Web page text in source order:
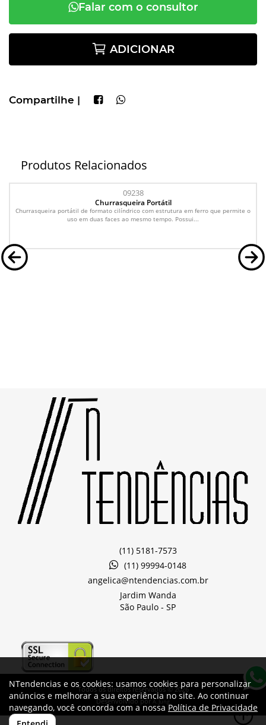
Falar com o consultor
ADICIONAR
Compartilhe |
Produtos Relacionados
09238
Churrasqueira Portátil
Churrasqueira portátil de formato cilíndrico com estrutura em ferro que permite o
uso em duas faces ao mesmo tempo. Possui...
(11) 5181-7573
(11) 99994-0148
angelica@ntendencias.com.br
Jardim Wanda
São Paulo - SP
Todos os direitos reservados © 2026
Desenvolvido porA. Jung
NTendencias e os cookies: usamos cookies para personalizar
anúncios e melhorar a sua experiência no site. Ao continuar
navegando, você concorda com a nossaPolítica de Privacidade